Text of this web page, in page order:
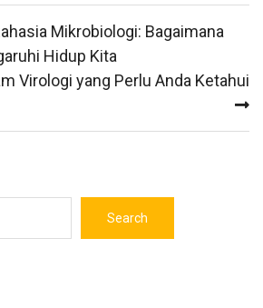
Mikrobiologi: Bagaimana
Hidup Kita
Virologi yang Perlu Anda Ketahui
Search